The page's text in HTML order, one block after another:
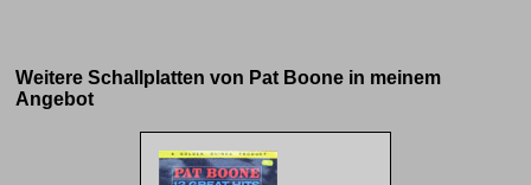
Weitere Schallplatten von Pat Boone in meinem
Angebot